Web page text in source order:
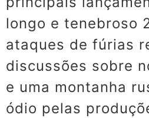
longo e tenebroso
ataques de fúrias
discussões sobre
e uma montanha
ódio pelas